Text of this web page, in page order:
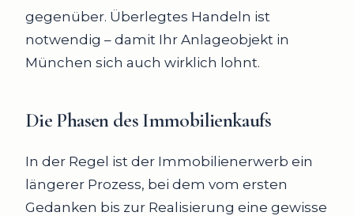
gegenüber. Überlegtes Handeln ist
notwendig – damit Ihr Anlageobjekt in
München sich auch wirklich lohnt.
Die Phasen des Immobilienkaufs
In der Regel ist der Immobilienerwerb ein
längerer Prozess, bei dem vom ersten
Gedanken bis zur Realisierung eine gewisse